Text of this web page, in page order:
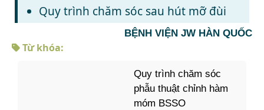
Quy trình chăm sóc sau hút mỡ đùi
BỆNH VIỆN JW HÀN QUỐC
Từ khóa:
Quy trình chăm sóc
phẫu thuật chỉnh hàm
móm BSSO